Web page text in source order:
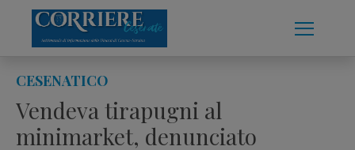
content
CESENATICO
Vendeva tirapugni al
minimarket, denunciato